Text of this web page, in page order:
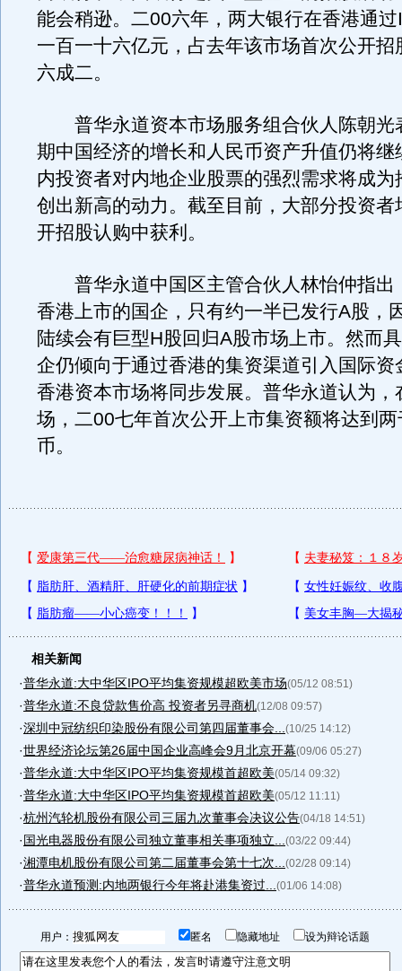
能会稍逊。二00六年，两大银行在香港通
一百一十六亿元，占去年该市场首次公开招
六成二。
普华永道资本市场服务组合伙人陈朝光
期中国经济的增长和人民币资产升值仍将继
内投资者对内地企业股票的强烈需求将成为
创出新高的动力。截至目前，大部分投资者
开招股认购中获利。
普华永道中国区主管合伙人林怡仲指出
香港上市的国企，只有约一半已发行A股，
陆续会有巨型H股回归A股市场上市。然而
企仍倾向于通过香港的集资渠道引入国际资
香港资本市场将同步发展。普华永道认为，
场，二00七年首次公开上市集资额将达到
币。
相关新闻
·普华永道:大中华区IPO平均集资规模超欧美市场(05/12 08:51)
·普华永道:不良贷款售价高 投资者另寻商机(12/08 09:57)
·深圳中冠纺织印染股份有限公司第四届董事会... (10/25 14:12)
·世界经济论坛第26届中国企业高峰会9月北京开幕(09/06 05:27)
·普华永道:大中华区IPO平均集资规模首超欧美(05/14 09:32)
·普华永道:大中华区IPO平均集资规模首超欧美(05/12 11:11)
·杭州汽轮机股份有限公司三届九次董事会决议公告(04/18 14:51)
·国光电器股份有限公司独立董事相关事项独立... (03/22 09:44)
·湘潭电机股份有限公司第二届董事会第十七次... (02/28 09:14)
·普华永道预测:内地两银行今年将赴港集资过... (01/06 14:08)
用户： 匿名 隐藏地址 设为辩论话题